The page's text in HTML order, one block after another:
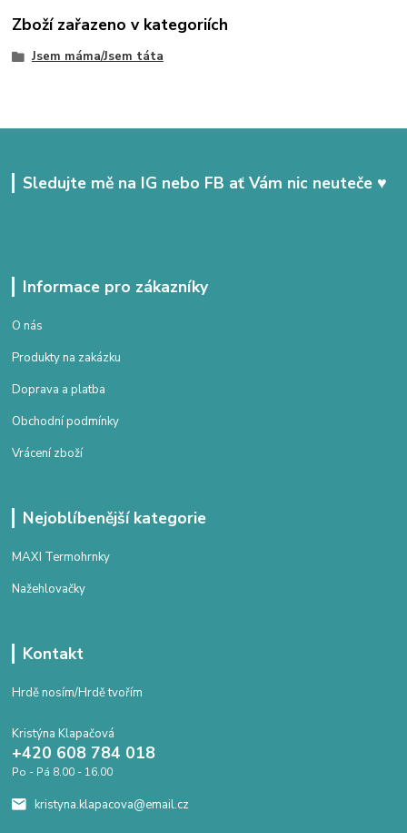
Zboží zařazeno v kategoriích
Jsem máma/Jsem táta
Sledujte mě na IG nebo FB ať Vám nic neuteče ♥
Informace pro zákazníky
O nás
Produkty na zakázku
Doprava a platba
Obchodní podmínky
Vrácení zboží
Nejoblíbenější kategorie
MAXI Termohrnky
Nažehlovačky
Kontakt
Hrdě nosím/Hrdě tvořím
Kristýna Klapačová
+420 608 784 018
Po - Pá 8.00 - 16.00
kristyna.klapacova@email.cz